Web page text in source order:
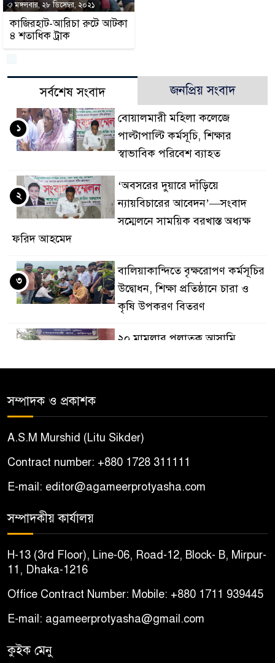
মঙ্গলবার, ২৮ ডিসেম্বর, ২০২১
কাজিরহাট-আরিচা রুটে আটকা
৪ শতাধিক ট্রাক
সর্বশেষ সংবাদ জনপ্রিয় সংবাদ
বোয়ালমারী মহিলা কলেজে
পাল্টাপাল্টি কর্মসূচি, শিক্ষার
স্বাভাবিক পরিবেশ ব্যাহত
১
‘অবসরের দুয়ারে দাঁড়িয়ে
ন্যায়বিচারের আবেদন’—সংবাদ
সম্মেলনে সাময়িক বরখাস্ত অধ্যক্ষ
ফরিদ আহমেদ
২
বালিয়াকান্দিতে বৃক্ষরোপণ কর্মসূচির
উদ্বোধন, শিক্ষা প্রতিষ্ঠানে চারা ও
কৃষি উপকরণ বিতরণ
৩
২০ মামলার পলাতক আসামি
পরিবার
৫
চাল জব্দের ঘটনায় ষড়যন্ত্রের
৬
পরীক্ষা
৭
বোয়ালমারীতে সাবেক কাউন্সিলরের
বাড়ি থেকে ইমাম-মুয়াজ্জিনদের
সম্পাদক ও প্রকাশক
A.S.M Murshid (Litu Sikder)
Contract number: +880 1728 311111
E-mail: editor@agameerprotyasha.com
সম্পাদকীয় কার্যালয়
H-13 (3rd Floor), Line-06, Road-12, Block- B, Mirpur-
11, Dhaka-1216
Office Contract Number: Mobile: +880 1711 939445
E-mail: agameerprotyasha@gmail.com
কুইক মেনু